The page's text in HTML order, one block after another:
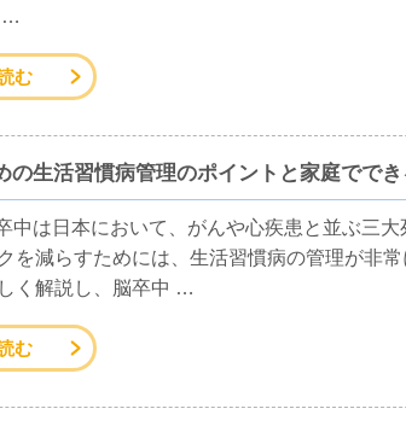
…
む
の生活習慣病管理のポイントと家庭でで
中は日本において、がんや心疾患と並ぶ三
を減らすためには、生活習慣病の管理が非
く解説し、脳卒中 …
む